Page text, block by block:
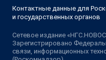
Контактные данные для
и государственных органов
Сетевое издание
Зарегистрировано
связи, информационных